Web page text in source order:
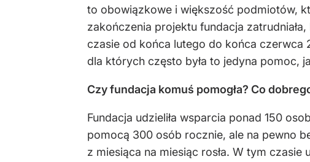
to obowiązkowe i większość podmiotów,
zakończenia projektu fundacja
czasie od końca lutego do końca czerwca
dla których często była to jedyna pomoc,
Czy fundacja komuś pomogła? Co
Fundacja udzieliła wsparcia ponad 150
pomocą 300 osób rocznie, ale na pewno
z miesiąca na miesiąc rosła. W tym